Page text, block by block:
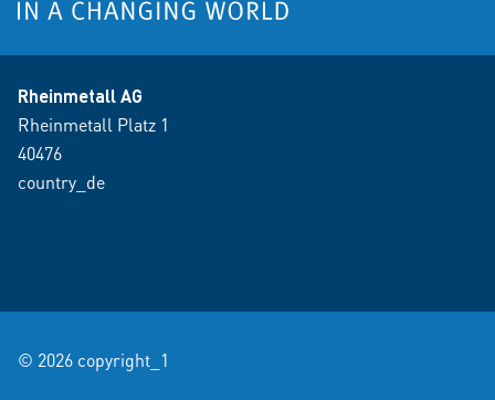
Rheinmetall AG
Rheinmetall Platz 1
40476
country_de
© 2026 copyright_1